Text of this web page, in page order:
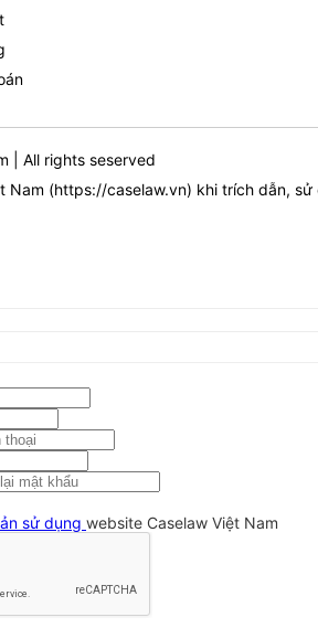
| All rights seserved
Nam (https://caselaw.vn) khi trích dẫn, sử
sử dụng website Caselaw Việt Nam